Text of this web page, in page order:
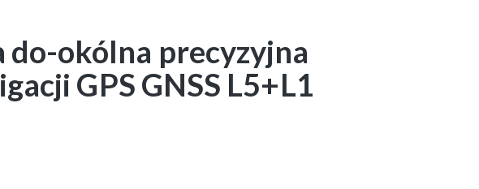
do-okólna precyzyjna
GPS GNSS L5+L1